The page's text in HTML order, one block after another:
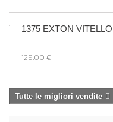
1375 EXTON
129,00 €
Tutte le migliori vendite